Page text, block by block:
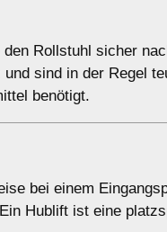
Rollstuhl sicher
sind in der Regel
benötigt.
bei einem
Hublift ist eine